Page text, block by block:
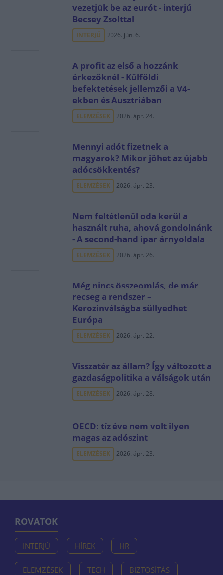
vezetjük be az eurót - interjú
Becsey Zsolttal
INTERJÚ 2026. jún. 6.
A profit az első a hozzánk
érkezőknél - Külföldi
befektetések jellemzői a V4-
ekben és Ausztriában
ELEMZÉSEK 2026. ápr. 24.
Mennyi adót fizetnek a
magyarok? Mikor jöhet az újabb
adócsökkentés?
ELEMZÉSEK 2026. ápr. 23.
Nem feltétlenül oda kerül a
használt ruha, ahová gondolnánk
- A second-hand ipar árnyoldala
ELEMZÉSEK 2026. ápr. 26.
Még nincs összeomlás, de már
recseg a rendszer –
Kerozinválságba süllyedhet
Európa
ELEMZÉSEK 2026. ápr. 22.
Visszatér az állam? Így változott a
gazdaságpolitika a válságok után
ELEMZÉSEK 2026. ápr. 28.
OECD: tíz éve nem volt ilyen
magas az adószint
ELEMZÉSEK 2026. ápr. 23.
ROVATOK
INTERJÚ HÍREK HR
ELEMZÉSEK TECH BIZTOSÍTÁS